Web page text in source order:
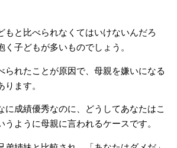
もと比べられなくてはいけないんだろ
く子どもが多いものでしょう。
られたことが原因で、母親を嫌いになる
ります。
に成績優秀なのに、どうしてあなたはこ
うように母親に言われるケースです。